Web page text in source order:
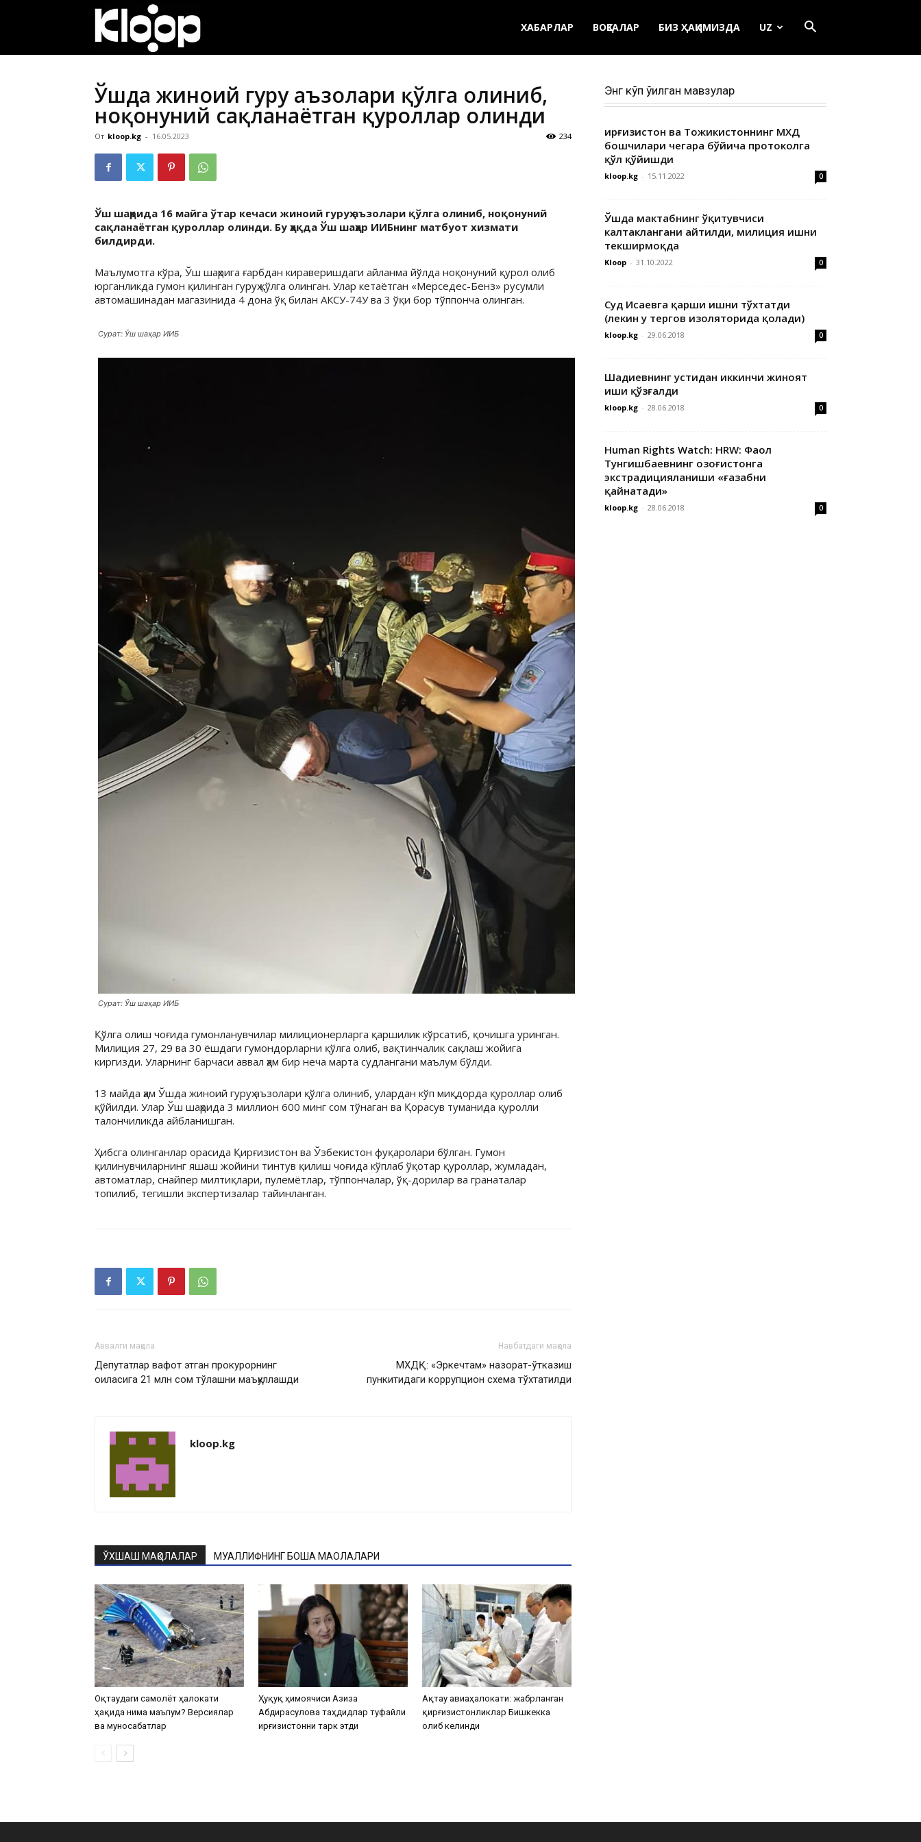
ХАБАРЛАР ВОҚЕАЛАР БИЗ ҲАҚИМИЗДА UZ
Ўшда жиноий гуруҳ аъзолари қўлга олиниб,
ноқонуний сақланаётган қуроллар олинди
От kloop.kg - 16.05.2023 234
Ўш шаҳрида 16 майга ўтар кечаси жиноий гуруҳ аъзолари қўлга олиниб, ноқонуний
сақланаётган қуроллар олинди. Бу ҳақда Ўш шаҳар ИИБнинг матбуот хизмати
билдирди.
Маълумотга кўра, Ўш шаҳрига ғарбдан кираверишдаги айланма йўлда ноқонуний қурол олиб
юрганликда гумон қилинган гуруҳ қўлга олинган. Улар кетаётган «Мерседес-Бенз» русумли
автомашинадан магазинида 4 дона ўқ билан АКСУ-74У ва 3 ўқи бор тўппонча олинган.
Сурат: Ўш шаҳар ИИБ
Сурат: Ўш шаҳар ИИБ
Қўлга олиш чоғида гумонланувчилар милиционерларга қаршилик кўрсатиб, қочишга уринган.
Милиция 27, 29 ва 30 ёшдаги гумондорларни қўлга олиб, вақтинчалик сақлаш жойига
киргизди. Уларнинг барчаси аввал ҳам бир неча марта судлангани маълум бўлди.
13 майда ҳам Ўшда жиноий гуруҳ аъзолари қўлга олиниб, улардан кўп миқдорда қуроллар олиб
қўйилди. Улар Ўш шаҳрида 3 миллион 600 минг сом тўнаган ва Қорасув туманида қуролли
талончиликда айбланишган.
Ҳибсга олинганлар орасида Қирғизистон ва Ўзбекистон фуқаролари бўлган. Гумон
қилинувчиларнинг яшаш жойини тинтув қилиш чоғида кўплаб ўқотар қуроллар, жумладан,
автоматлар, снайпер милтиқлари, пулемётлар, тўппончалар, ўқ-дорилар ва гранаталар
топилиб, тегишли экспертизалар тайинланган.
Аввалги мақола
Депутатлар вафот этган прокурорнинг
оиласига 21 млн сом тўлашни маъқуллашди
Навбатдаги мақола
МХДҚ: «Эркечтам» назорат-ўтказиш
пункитидаги коррупцион схема тўхтатилди
kloop.kg
ЎХШАШ МАҚОЛАЛАР МУАЛЛИФНИНГ БОШҚА МАҚОЛАЛАРИ
Оқтаудаги самолёт ҳалокати
ҳақида нима маълум? Версиялар
ва муносабатлар
Ҳуқуқ ҳимоячиси Азиза
Абдирасулова таҳдидлар туфайли
Қирғизистонни тарк этди
Ақтау авиаҳалокати: жабрланган
қирғизистонликлар Бишкекка
олиб келинди
Энг кўп ўқилган мавзулар
Қирғизистон ва Тожикистоннинг МХДҚ
бошчилари чегара бўйича протоколга
қўл қўйишди
kloop.kg - 15.11.2022 0
Ўшда мактабнинг ўқитувчиси
калтаклангани айтилди, милиция ишни
текширмоқда
Kloop - 31.10.2022 0
Суд Исаевга қарши ишни тўхтатди
(лекин у тергов изоляторида қолади)
kloop.kg - 29.06.2018 0
Шадиевнинг устидан иккинчи жиноят
иши қўзғалди
kloop.kg - 28.06.2018 0
Human Rights Watch: HRW: Фаол
Тунгишбаевнинг Қозоғистонга
экстрадицияланиши «ғазабни
қайнатади»
kloop.kg - 28.06.2018 0